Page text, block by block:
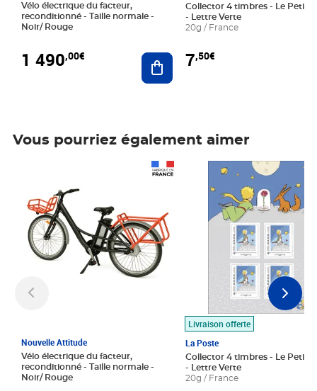
Vélo électrique du facteur,
reconditionné - Taille normale -
Noir/ Rouge
1 490,00€ Ajouter au panier
Collector 4 timbres - Le Petit
- Lettre Verte
20g / France
7,50€
Vous pourriez également aimer
Nouvelle Attitude
Vélo électrique du facteur,
reconditionné - Taille normale -
Noir/ Rouge
Livraison offerte
La Poste
Collector 4 timbres - Le Petit
- Lettre Verte
20g / France
Prix 7,50€